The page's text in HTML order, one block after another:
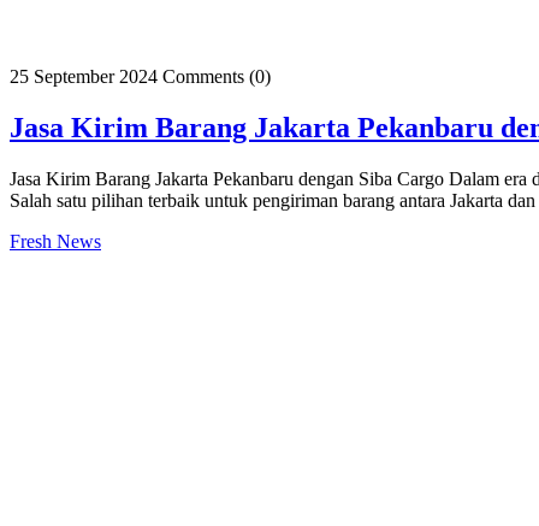
25 September 2024 Comments (0)
Jasa Kirim Barang Jakarta Pekanbaru
Jasa Kirim Barang Jakarta Pekanbaru dengan Siba Cargo Dalam
Salah satu pilihan terbaik untuk pengiriman barang antara Jakarta
Fresh News